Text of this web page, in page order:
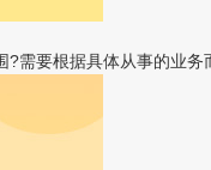
需要根据具体从事的业